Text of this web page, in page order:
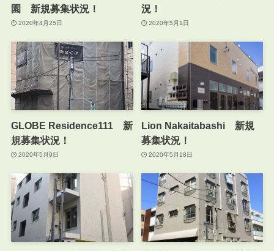
園 新規募集状況！
2020年4月25日
況！
2020年5月1日
GLOBE Residence111 新
規募集状況！
2020年5月9日
Lion Nakaitabashi 新規
募集状況！
2020年5月18日